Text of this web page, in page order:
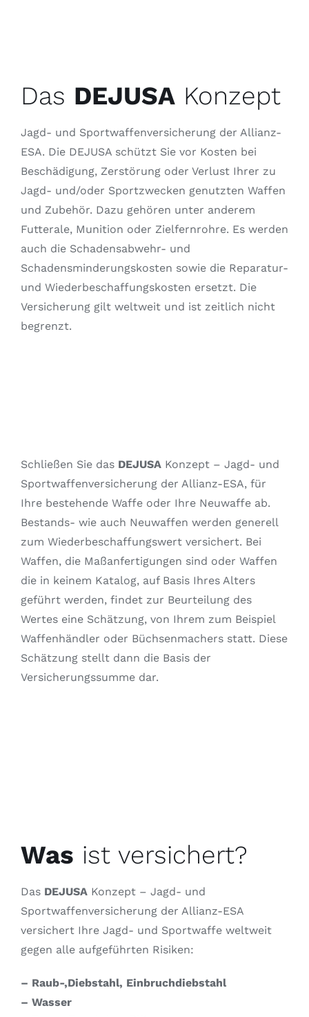
Das DEJUSA Konzept
Jagd- und Sportwaffenversicherung der Allianz-
ESA. Die DEJUSA schützt Sie vor Kosten bei
Beschädigung, Zerstörung oder Verlust Ihrer zu
Jagd- und/oder Sportzwecken genutzten Waffen
und Zubehör. Dazu gehören unter anderem
Futterale, Munition oder Zielfernrohre. Es werden
auch die Schadensabwehr- und
Schadensminderungskosten sowie die Reparatur-
und Wiederbeschaffungskosten ersetzt. Die
Versicherung gilt weltweit und ist zeitlich nicht
begrenzt.
Schließen Sie das DEJUSA Konzept – Jagd- und
Sportwaffenversicherung der Allianz-ESA, für
Ihre bestehende Waffe oder Ihre Neuwaffe ab.
Bestands- wie auch Neuwaffen werden generell
zum Wiederbeschaffungswert versichert. Bei
Waffen, die Maßanfertigungen sind oder Waffen
die in keinem Katalog, auf Basis Ihres Alters
geführt werden, findet zur Beurteilung des
Wertes eine Schätzung, von Ihrem zum Beispiel
Waffenhändler oder Büchsenmachers statt. Diese
Schätzung stellt dann die Basis der
Versicherungssumme dar.
Was ist versichert?
Das DEJUSA Konzept – Jagd- und
Sportwaffenversicherung der Allianz-ESA
versichert Ihre Jagd- und Sportwaffe weltweit
gegen alle aufgeführten Risiken:
– Raub-,Diebstahl, Einbruchdiebstahl
– Wasser